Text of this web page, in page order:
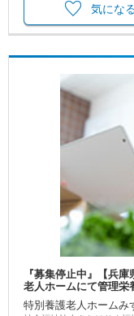
気にな
『募集停止中』【兵
老人ホームにて管理栄
特別養護老人ホームみ